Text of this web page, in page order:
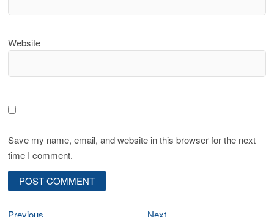
Website
Save my name, email, and website in this browser for the next
time I comment.
Previous NextNext